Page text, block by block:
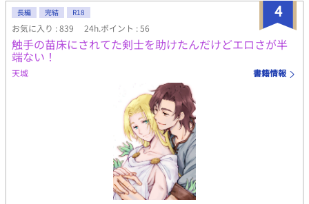
家供給しようと突発的に書いたお話です。行き当たりばったりの
展開が作者にもわからないお話ですが、よろしくお願いします。
2020/09/05 内容紹介及びタグを一部修正しました。
4
長編 完結 R18
お気に入り : 839 24h.ポイント : 56
触手の苗床にされてた剣士を助けたんだけどエロさが半
端ない！
天城 書籍情報